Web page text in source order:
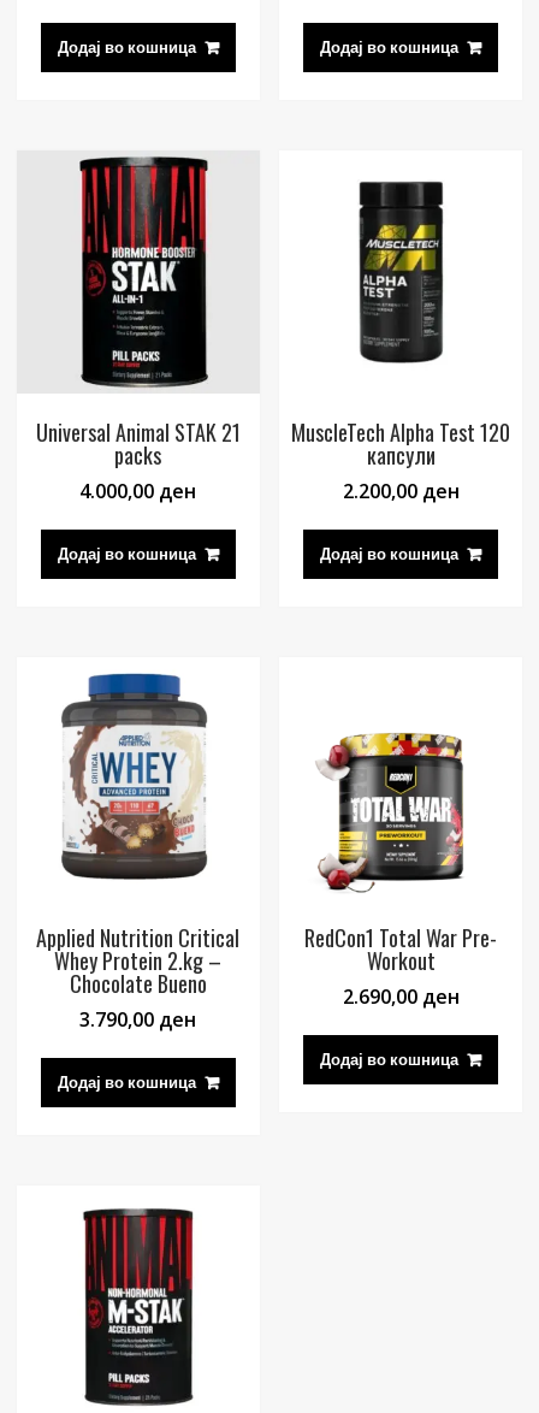
Додај во кошница Додај во кошница
Universal Animal STAK 21
packs
4.000,00 ден
Додај во кошница
MuscleTech Alpha Test 120
капсули
2.200,00 ден
Додај во кошница
Applied Nutrition Critical
Whey Protein 2.kg –
Chocolate Bueno
3.790,00 ден
Додај во кошница
RedCon1 Total War Pre-
Workout
2.690,00 ден
Додај во кошница